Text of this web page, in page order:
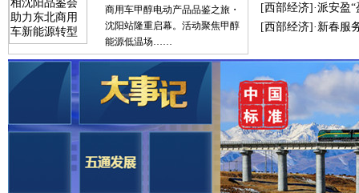
商用车甲醇电动产品品鉴之旅・
沈阳站隆重启幕。活动聚焦甲醇
能源低温场……
[西部经济]·派安盈
[西部经济]· 新春服